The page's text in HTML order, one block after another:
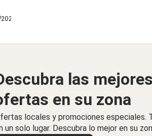
las
en su zona
locales y promociones especiales.
un solo lugar. Descubra lo mejor en su